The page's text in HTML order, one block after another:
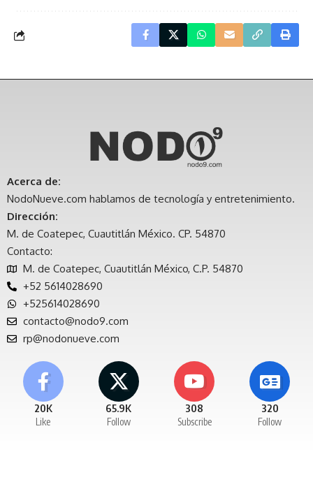
Acerca de:
NodoNueve.com hablamos de tecnología y entretenimiento.
Dirección:
M. de Coatepec, Cuautitlán México. CP. 54870
Contacto:
M. de Coatepec, Cuautitlán México, C.P. 54870
+52 5614028690
+525614028690
contacto@nodo9.com
rp@nodonueve.com
20K
Like
65.9K
Follow
308
Subscribe
320
Follow